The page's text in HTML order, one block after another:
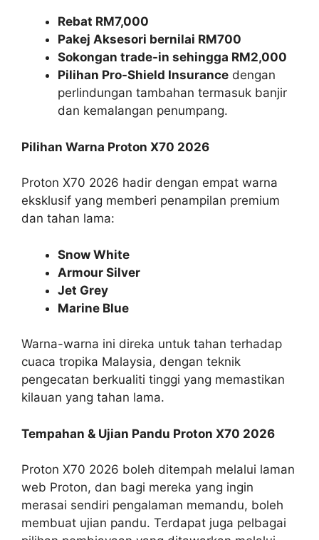
Rebat RM7,000
Pakej Aksesori bernilai RM700
Sokongan trade-in sehingga RM2,000
Pilihan Pro-Shield Insurance dengan
perlindungan tambahan termasuk banjir
dan kemalangan penumpang.
Pilihan Warna Proton X70 2026
Proton X70 2026 hadir dengan empat warna
eksklusif yang memberi penampilan premium
dan tahan lama:
Snow White
Armour Silver
Jet Grey
Marine Blue
Warna-warna ini direka untuk tahan terhadap
cuaca tropika Malaysia, dengan teknik
pengecatan berkualiti tinggi yang memastikan
kilauan yang tahan lama.
Tempahan & Ujian Pandu Proton X70 2026
Proton X70 2026 boleh ditempah melalui laman
web Proton, dan bagi mereka yang ingin
merasai sendiri pengalaman memandu, boleh
membuat ujian pandu. Terdapat juga pelbagai